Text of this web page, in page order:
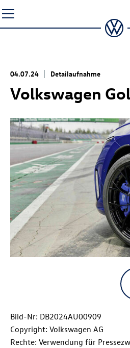
Seiteninhalt
springen
04.07.24 Detailaufnahme
Volkswagen
Bild-Nr: DB2024AU00909
Copyright: Volkswagen AG
Rechte: Verwendung für